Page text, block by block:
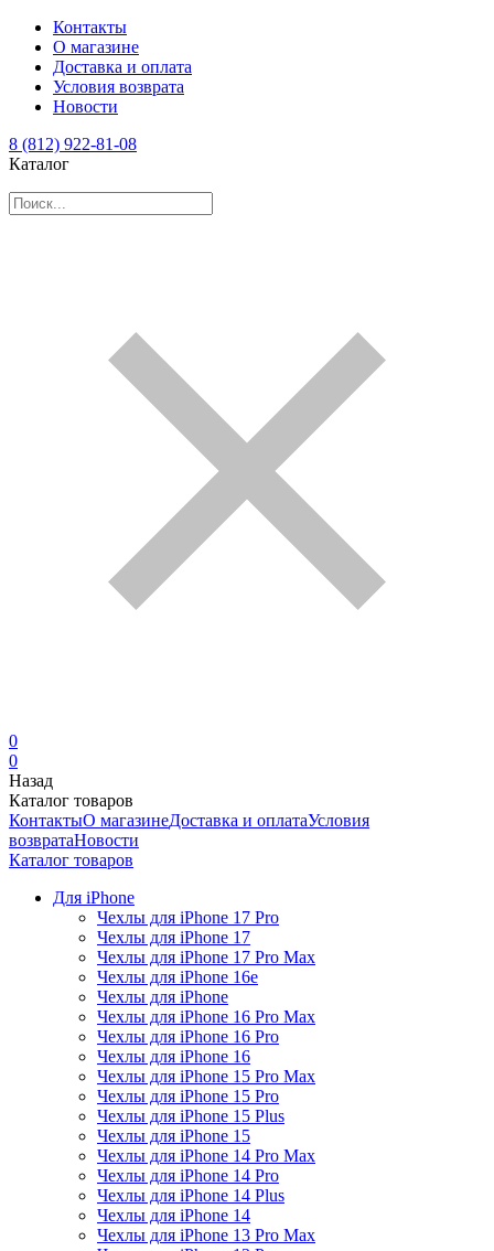
Контакты
О магазине
Доставка и оплата
Условия возврата
Новости
8 (812) 922-81-08
Каталог
0
0
Назад
Каталог товаров
КонтактыО магазинеДоставка и оплатаУсловия
возвратаНовости
Каталог товаров
Для iPhone
Чехлы для iPhone 17 Pro
Чехлы для iPhone 17
Чехлы для iPhone 17 Pro Max
Чехлы для iPhone 16e
Чехлы для iPhone
Чехлы для iPhone 16 Pro Max
Чехлы для iPhone 16 Pro
Чехлы для iPhone 16
Чехлы для iPhone 15 Pro Max
Чехлы для iPhone 15 Pro
Чехлы для iPhone 15 Plus
Чехлы для iPhone 15
Чехлы для iPhone 14 Pro Max
Чехлы для iPhone 14 Pro
Чехлы для iPhone 14 Plus
Чехлы для iPhone 14
Чехлы для iPhone 13 Pro Max